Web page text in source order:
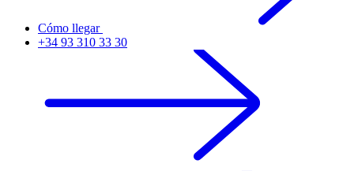
Cómo llegar
+34 93 310 33 30